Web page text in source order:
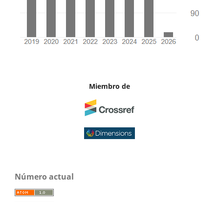
Miembro de
Número actual